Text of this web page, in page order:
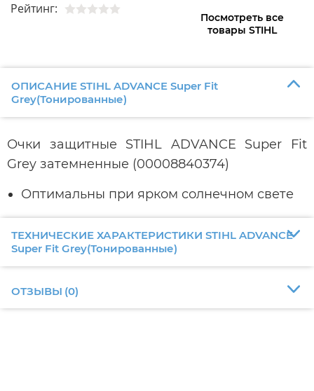
Рейтинг:
Посмотреть все
товары STIHL
ОПИСАНИЕ STIHL ADVANCE Super Fit
Grey(Тонированные)
Очки защитные STIHL ADVANCE Super Fit
Grey затемненные (00008840374)
Оптимальны при ярком солнечном свете
ТЕХНИЧЕСКИЕ ХАРАКТЕРИСТИКИ STIHL ADVANCE
Super Fit Grey(Тонированные)
ОТЗЫВЫ (0)